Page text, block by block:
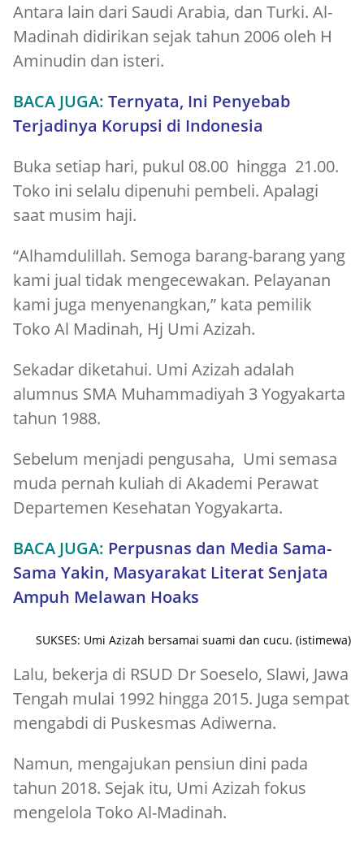
Antara lain dari Saudi Arabia, dan Turki. Al-
Madinah didirikan sejak tahun 2006 oleh H
Aminudin dan isteri.
BACA JUGA: Ternyata, Ini Penyebab
Terjadinya Korupsi di Indonesia
Buka setiap hari, pukul 08.00 hingga 21.00.
Toko ini selalu dipenuhi pembeli. Apalagi
saat musim haji.
“Alhamdulillah. Semoga barang-barang yang
kami jual tidak mengecewakan. Pelayanan
kami juga menyenangkan,” kata pemilik
Toko Al Madinah, Hj Umi Azizah.
Sekadar diketahui. Umi Azizah adalah
alumnus SMA Muhammadiyah 3 Yogyakarta
tahun 1988.
Sebelum menjadi pengusaha, Umi semasa
muda pernah kuliah di Akademi Perawat
Departemen Kesehatan Yogyakarta.
BACA JUGA: Perpusnas dan Media Sama-
Sama Yakin, Masyarakat Literat Senjata
Ampuh Melawan Hoaks
SUKSES: Umi Azizah bersamai suami dan cucu. (istimewa)
Lalu, bekerja di RSUD Dr Soeselo, Slawi, Jawa
Tengah mulai 1992 hingga 2015. Juga sempat
mengabdi di Puskesmas Adiwerna.
Namun, mengajukan pensiun dini pada
tahun 2018. Sejak itu, Umi Azizah fokus
mengelola Toko Al-Madinah.